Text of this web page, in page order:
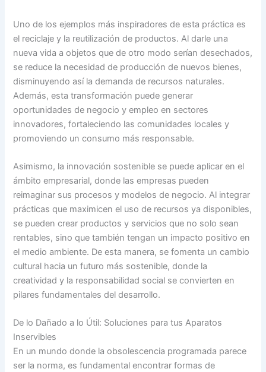
Uno de los ejemplos más inspiradores de esta práctica es
el reciclaje y la reutilización de productos. Al darle una
nueva vida a objetos que de otro modo serían desechados,
se reduce la necesidad de producción de nuevos bienes,
disminuyendo así la demanda de recursos naturales.
Además, esta transformación puede generar
oportunidades de negocio y empleo en sectores
innovadores, fortaleciendo las comunidades locales y
promoviendo un consumo más responsable.
Asimismo, la innovación sostenible se puede aplicar en el
ámbito empresarial, donde las empresas pueden
reimaginar sus procesos y modelos de negocio. Al integrar
prácticas que maximicen el uso de recursos ya disponibles,
se pueden crear productos y servicios que no solo sean
rentables, sino que también tengan un impacto positivo en
el medio ambiente. De esta manera, se fomenta un cambio
cultural hacia un futuro más sostenible, donde la
creatividad y la responsabilidad social se convierten en
pilares fundamentales del desarrollo.
De lo Dañado a lo Útil: Soluciones para tus Aparatos
Inservibles
En un mundo donde la obsolescencia programada parece
ser la norma, es fundamental encontrar formas de